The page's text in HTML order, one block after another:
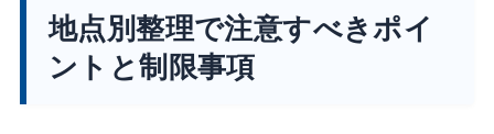
地点別整理で注意すべきポイ
ントと制限事項